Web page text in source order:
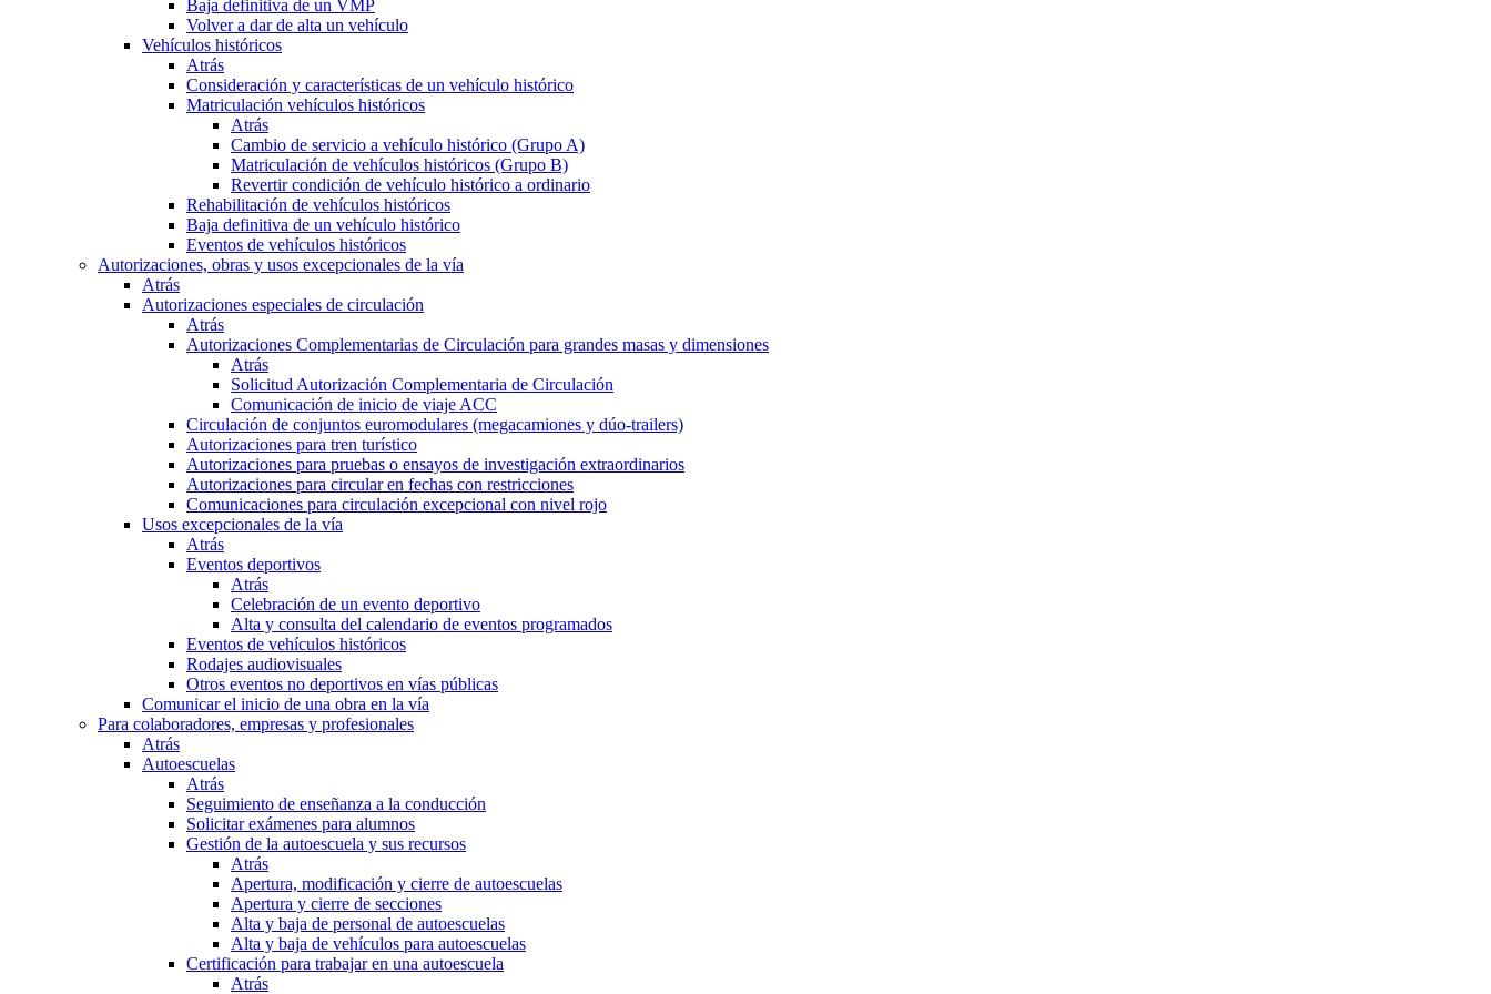
Baja definitiva de un VMP
Volver a dar de alta un vehículo
Vehículos históricos
Atrás
Consideración y características de un vehículo histórico
Matriculación vehículos históricos
Atrás
Cambio de servicio a vehículo histórico (Grupo A)
Matriculación de vehículos históricos (Grupo B)
Revertir condición de vehículo histórico a ordinario
Rehabilitación de vehículos históricos
Baja definitiva de un vehículo histórico
Eventos de vehículos históricos
Autorizaciones, obras y usos excepcionales de la vía
Atrás
Autorizaciones especiales de circulación
Atrás
Autorizaciones Complementarias de Circulación para grandes masas y dimensiones
Atrás
Solicitud Autorización Complementaria de Circulación
Comunicación de inicio de viaje ACC
Circulación de conjuntos euromodulares (megacamiones y dúo-trailers)
Autorizaciones para tren turístico
Autorizaciones para pruebas o ensayos de investigación extraordinarios
Autorizaciones para circular en fechas con restricciones
Comunicaciones para circulación excepcional con nivel rojo
Usos excepcionales de la vía
Atrás
Eventos deportivos
Atrás
Celebración de un evento deportivo
Alta y consulta del calendario de eventos programados
Eventos de vehículos históricos
Rodajes audiovisuales
Otros eventos no deportivos en vías públicas
Comunicar el inicio de una obra en la vía
Para colaboradores, empresas y profesionales
Atrás
Autoescuelas
Atrás
Seguimiento de enseñanza a la conducción
Solicitar exámenes para alumnos
Gestión de la autoescuela y sus recursos
Atrás
Apertura, modificación y cierre de autoescuelas
Apertura y cierre de secciones
Alta y baja de personal de autoescuelas
Alta y baja de vehículos para autoescuelas
Certificación para trabajar en una autoescuela
Atrás